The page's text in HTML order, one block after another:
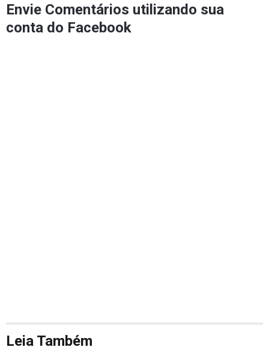
Envie Comentários utilizando sua
conta do Facebook
Leia Também